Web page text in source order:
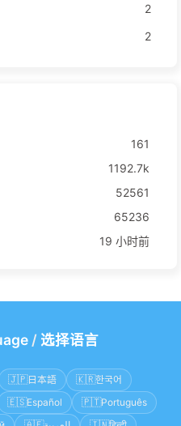
2
2
161
1192.7k
52561
65236
19 小时前
/ 选择语言
🇯🇵日本語 🇰🇷한국어
🇪🇸Español 🇵🇹Português